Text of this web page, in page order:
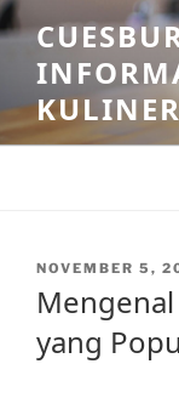
Skip
to
content
POSTED
NOVEMBER 5,
yang